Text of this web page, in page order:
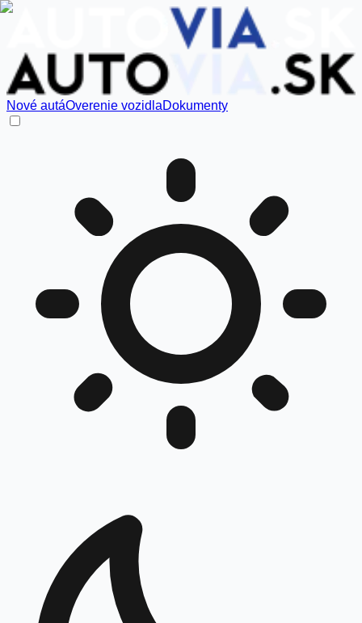
Nové autáOverenie vozidlaDokumenty